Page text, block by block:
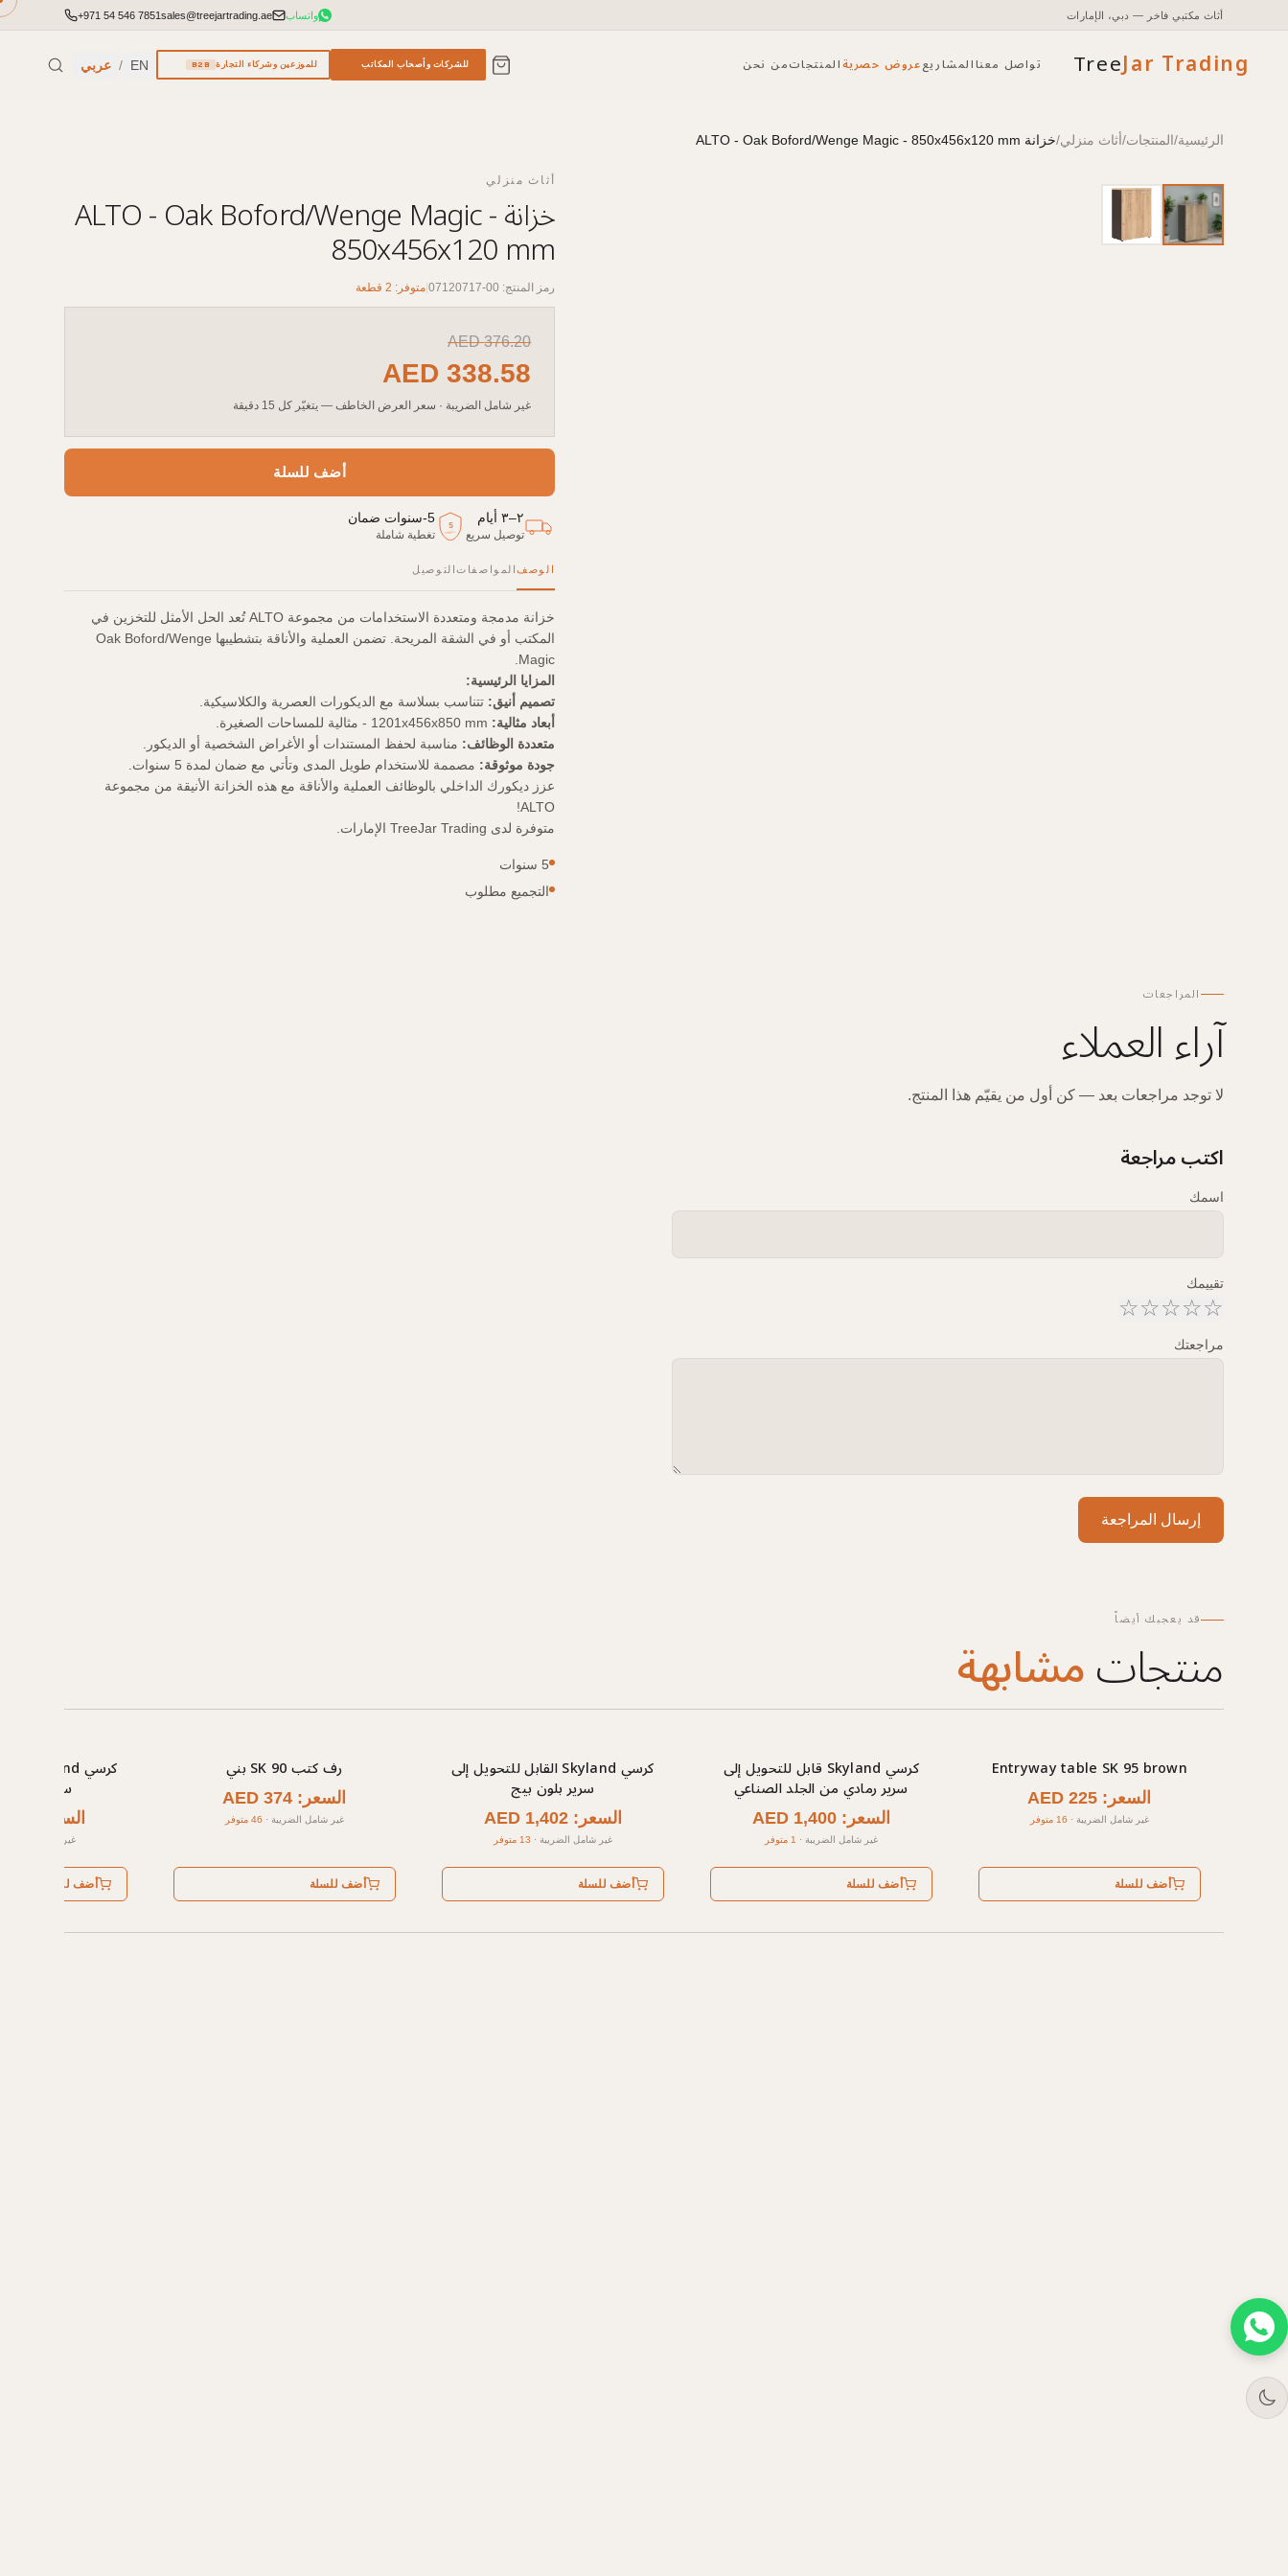
أثاث مكتبي فاخر — دبي، الإمارات +971 54 546 7851sales@treejartrading.ae واتساب
TreeJar Trading من نحنالمنتجاتعروض حصريةالمشاريعتواصل معنا للشركات وأصحاب المكاتب للموزعين وشركاء التجارة B2B
EN
/ عربي
الرئيسية/المنتجات/أثاث منزلي/خزانة ALTO - Oak Boford/Wenge Magic - 850x456x120 mm
أثاث منزلي
خزانة ALTO - Oak Boford/Wenge Magic -
850x456x120 mm
رمز المنتج: 00-07120717 | متوفر: 2 قطعة
AED376.20
AED338.58
غير شامل الضريبة · سعر العرض الخاطف — يتغيّر كل 15 دقيقة
أضف للسلة
٢–٣ أيام
توصيل سريع
5
سنوات
5
-سنوات ضمان
تغطية شاملة
الوصفالمواصفاتالتوصيل
خزانة مدمجة ومتعددة الاستخدامات من مجموعة ALTO تُعد الحل الأمثل للتخزين في
المكتب أو في الشقة المريحة. تضمن العملية والأناقة بتشطيبها Oak Boford/Wenge
Magic.
المزايا الرئيسية:
تصميم أنيق: تتناسب بسلاسة مع الديكورات العصرية والكلاسيكية.
أبعاد مثالية:
متعددة الوظائف: مناسبة لحفظ المستندات أو الأغراض الشخصية أو الديكور.
جودة موثوقة: مصممة للاستخدام طويل المدى وتأتي مع ضمان لمدة 5 سنوات.
عزز ديكورك الداخلي بالوظائف العملية والأناقة مع هذه الخزانة الأنيقة من مجموعة
ALTO!
متوفرة لدى TreeJar Trading الإمارات.
5 سنوات
التجميع مطلوب
المراجعات
آراء العملاء
لا توجد مراجعات بعد — كن أول من يقيّم هذا المنتج.
اكتب مراجعة
اسمك
تقييمك
☆
☆
☆
☆
☆
مراجعتك
إرسال المراجعة
قد يعجبك أيضاً
منتجاتمشابهة
Entryway table SK 95 brown
السعر: AED 225
غير شامل الضريبة · 16 متوفر
أضف للسلة
كرسي Skyland قابل للتحويل إلى
سرير رمادي من الجلد الصناعي
السعر: AED 1,400
غير شامل الضريبة · 1 متوفر
أضف للسلة
كرسي Skyland القابل للتحويل إلى
سرير بلون بيج
السعر: AED 1,402
غير شامل الضريبة · 13 متوفر
أضف للسلة
رف كتب SK 90 بني
السعر: AED 374
غير شامل الضريبة · 46 متوفر
أضف للسلة
سرير باللون
السعر: AED 1,402
غير شامل الضريبة
أضف للسلة